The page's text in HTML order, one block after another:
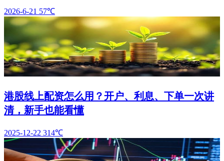
2026-6-21 57℃
港股线上配资怎么用？开户、利息、下单一次讲
清，新手也能看懂
2025-12-22 314℃